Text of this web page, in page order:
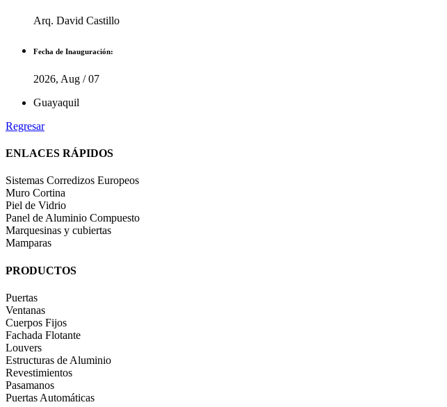
Arq. David Castillo
Fecha de Inauguración:
2026, Aug / 07
Guayaquil
Regresar
ENLACES RÁPIDOS
Sistemas Corredizos Europeos
Muro Cortina
Piel de Vidrio
Panel de Aluminio Compuesto
Marquesinas y cubiertas
Mamparas
PRODUCTOS
Puertas
Ventanas
Cuerpos Fijos
Fachada Flotante
Louvers
Estructuras de Aluminio
Revestimientos
Pasamanos
Puertas Automáticas